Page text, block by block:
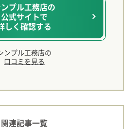
プル工務店の
公式サイトで
しく確認する
ンプル工務店の
口コミを見る
関連記事一覧